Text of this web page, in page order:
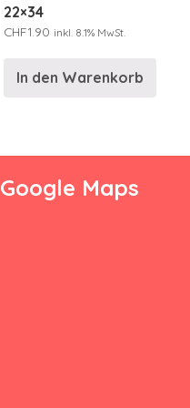
22×34
CHF1.90 inkl. 8.1% MwSt.
In den Warenkorb
Google Maps